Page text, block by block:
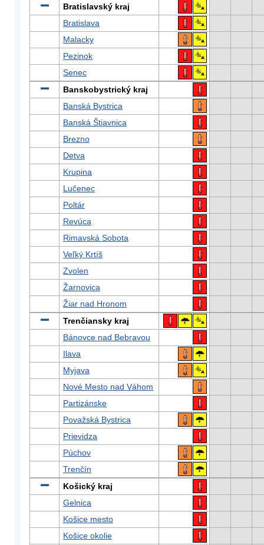
Bratislavský kraj
Bratislava
Malacky
Pezinok
Senec
Banskobystrický kraj
Banská Bystrica
Banská Štiavnica
Brezno
Detva
Krupina
Lučenec
Poltár
Revúca
Rimavská Sobota
Veľký Krtíš
Zvolen
Žarnovica
Žiar nad Hronom
Trenčiansky kraj
Bánovce nad Bebravou
Ilava
Myjava
Nové Mesto nad Váhom
Partizánske
Považská Bystrica
Prievidza
Púchov
Trenčín
Košický kraj
Gelnica
Košice mesto
Košice okolie